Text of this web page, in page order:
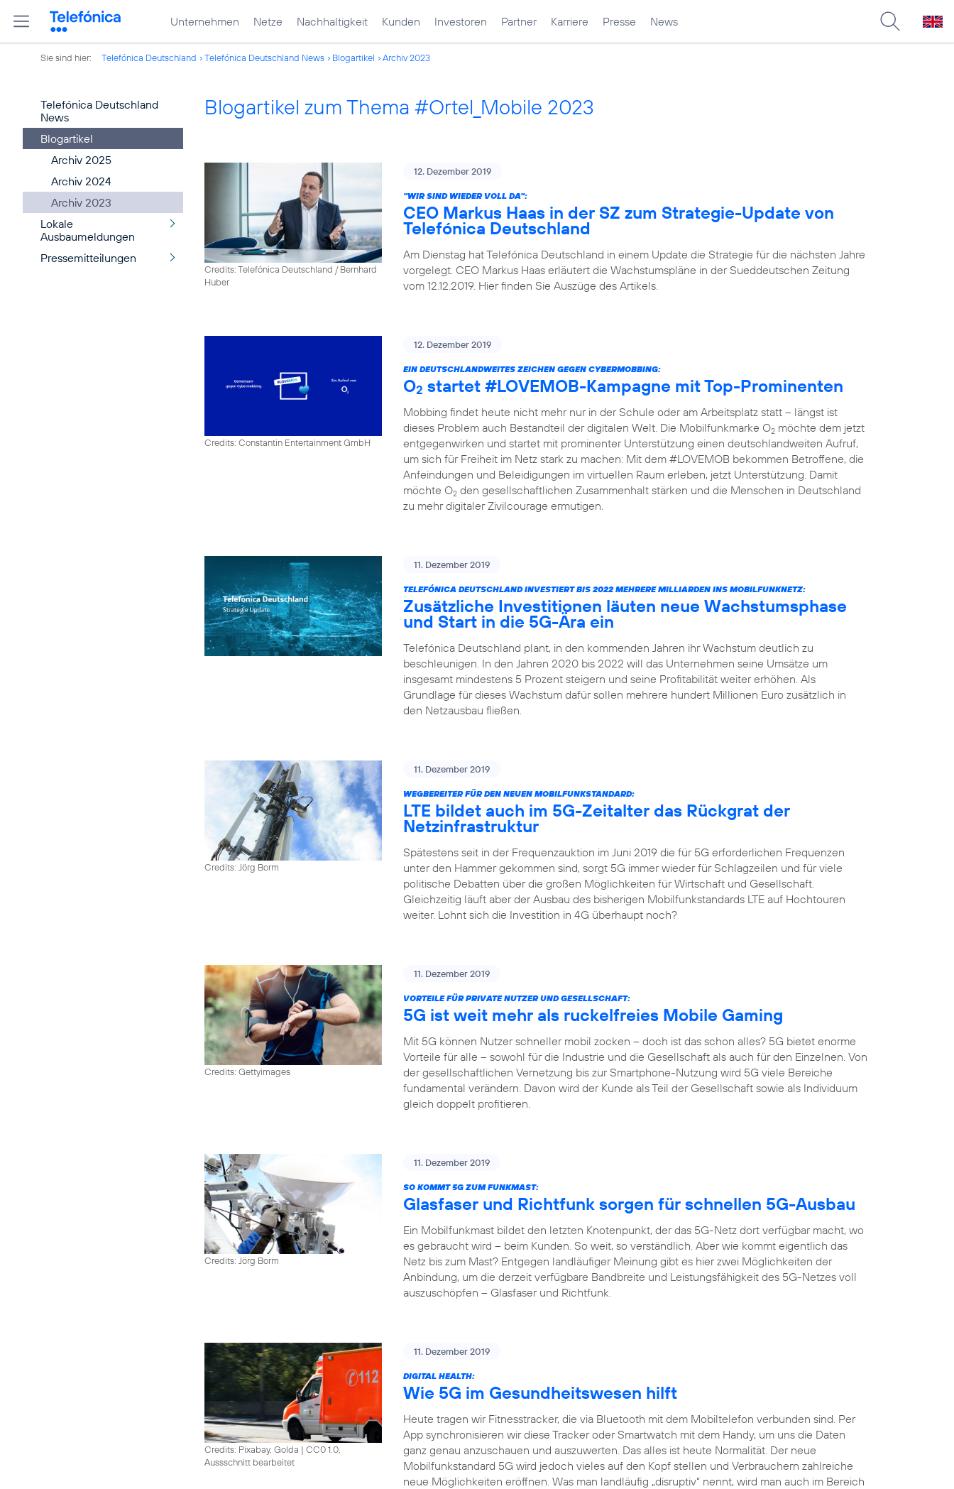
Unternehmen Netze Nachhaltigkeit Kunden Investoren Partner Karriere Presse News
Sie sind hier: Telefónica Deutschland Telefónica Deutschland News Blogartikel Archiv 2023
Telefónica Deutschland
News
Blogartikel
Archiv 2025
Archiv 2024
Archiv 2023
Lokale
Ausbaumeldungen
Pressemitteilungen
Blogartikel zum Thema #Ortel_Mobile 2023
Credits: Telefónica Deutschland / Bernhard
Huber
12. Dezember 2019
"WIR SIND WIEDER VOLL DA":
CEO Markus Haas in der SZ zum Strategie-Update von
Telefónica Deutschland
Am Dienstag hat Telefónica Deutschland in einem Update die Strategie für die nächsten Jahre
vorgelegt. CEO Markus Haas erläutert die Wachstumspläne in der Sueddeutschen Zeitung
vom 12.12.2019. Hier finden Sie Auszüge des Artikels.
Credits: Constantin Entertainment GmbH
12. Dezember 2019
EIN DEUTSCHLANDWEITES ZEICHEN GEGEN CYBERMOBBING:
O2 startet #LOVEMOB-Kampagne mit Top-Prominenten
Mobbing findet heute nicht mehr nur in der Schule oder am Arbeitsplatz statt – längst ist
dieses Problem auch Bestandteil der digitalen Welt. Die Mobilfunkmarke O2 möchte dem jetzt
entgegenwirken und startet mit prominenter Unterstützung einen deutschlandweiten Aufruf,
um sich für Freiheit im Netz stark zu machen: Mit dem #LOVEMOB bekommen Betroffene, die
Anfeindungen und Beleidigungen im virtuellen Raum erleben, jetzt Unterstützung. Damit
möchte O2 den gesellschaftlichen Zusammenhalt stärken und die Menschen in Deutschland
zu mehr digitaler Zivilcourage ermutigen.
11. Dezember 2019
TELEFÓNICA DEUTSCHLAND INVESTIERT BIS 2022 MEHRERE MILLIARDEN INS MOBILFUNKNETZ:
Zusätzliche Investitionen läuten neue Wachstumsphase
und Start in die 5G-Ära ein
Telefónica Deutschland plant, in den kommenden Jahren ihr Wachstum deutlich zu
beschleunigen. In den Jahren 2020 bis 2022 will das Unternehmen seine Umsätze um
insgesamt mindestens 5 Prozent steigern und seine Profitabilität weiter erhöhen. Als
Grundlage für dieses Wachstum dafür sollen mehrere hundert Millionen Euro zusätzlich in
den Netzausbau fließen.
Credits: Jörg Borm
11. Dezember 2019
WEGBEREITER FÜR DEN NEUEN MOBILFUNKSTANDARD:
LTE bildet auch im 5G-Zeitalter das Rückgrat der
Netzinfrastruktur
Spätestens seit in der Frequenzauktion im Juni 2019 die für 5G erforderlichen Frequenzen
unter den Hammer gekommen sind, sorgt 5G immer wieder für Schlagzeilen und für viele
politische Debatten über die großen Möglichkeiten für Wirtschaft und Gesellschaft.
Gleichzeitig läuft aber der Ausbau des bisherigen Mobilfunkstandards LTE auf Hochtouren
weiter. Lohnt sich die Investition in 4G überhaupt noch?
Credits: Gettyimages
11. Dezember 2019
VORTEILE FÜR PRIVATE NUTZER UND GESELLSCHAFT:
5G ist weit mehr als ruckelfreies Mobile Gaming
Mit 5G können Nutzer schneller mobil zocken – doch ist das schon alles? 5G bietet enorme
Vorteile für alle – sowohl für die Industrie und die Gesellschaft als auch für den Einzelnen. Von
der gesellschaftlichen Vernetzung bis zur Smartphone-Nutzung wird 5G viele Bereiche
fundamental verändern. Davon wird der Kunde als Teil der Gesellschaft sowie als Individuum
gleich doppelt profitieren.
Credits: Jörg Borm
11. Dezember 2019
SO KOMMT 5G ZUM FUNKMAST:
Glasfaser und Richtfunk sorgen für schnellen 5G-Ausbau
Ein Mobilfunkmast bildet den letzten Knotenpunkt, der das 5G-Netz dort verfügbar macht, wo
es gebraucht wird – beim Kunden. So weit, so verständlich. Aber wie kommt eigentlich das
Netz bis zum Mast? Entgegen landläufiger Meinung gibt es hier zwei Möglichkeiten der
Anbindung, um die derzeit verfügbare Bandbreite und Leistungsfähigkeit des 5G-Netzes voll
auszuschöpfen – Glasfaser und Richtfunk.
Credits: Pixabay, Golda | CC0 1.0,
Aussschnitt bearbeitet
11. Dezember 2019
DIGITAL HEALTH:
Wie 5G im Gesundheitswesen hilft
Heute tragen wir Fitnesstracker, die via Bluetooth mit dem Mobiltelefon verbunden sind. Per
App synchronisieren wir diese Tracker oder Smartwatch mit dem Handy, um uns die Daten
ganz genau anzuschauen und auszuwerten. Das alles ist heute Normalität. Der neue
Mobilfunkstandard 5G wird jedoch vieles auf den Kopf stellen und Verbrauchern zahlreiche
neue Möglichkeiten eröffnen. Was man landläufig „disruptiv“ nennt, wird man auch im Bereich